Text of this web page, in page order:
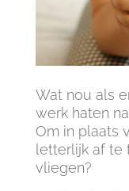
Wat nou als
werk haten
Om in plaats
letterlijk af te
vliegen?